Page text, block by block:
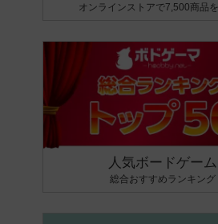
オンラインストアで7,500商品
人気ボードゲーム
総合おすすめランキング